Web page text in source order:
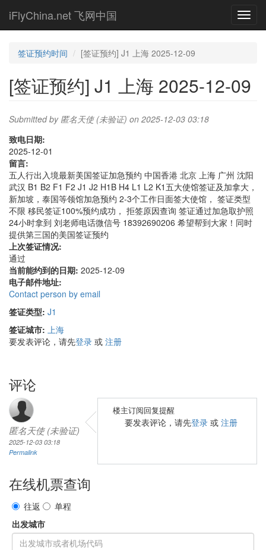
main
iFlyChina.net 飞网中国
签证预约时间 [签证预约] J1 上海 2025-12-09
[签证预约] J1 上海 2025-12-09
Submitted by 匿名天使 (未验证) on 2025-12-03 03:18
致电日期:
2025-12-01
留言:
五人行出入境最新美国签证加急预约 中国香港 北京 上海 广州 沈阳
武汉 B1 B2 F1 F2 J1 J2 H1B H4 L1 L2 K1五大使馆签证及加拿大，
新加坡，泰国等领馆加急预约 2-3个工作日面签大使馆， 签证类型
不限 移民签证100%预约成功， 拒签原因查询 签证通过加急取护照
24小时拿到 刘老师电话微信号 18392690206 希望帮到大家！同时
提供第三国的美国签证预约
上次签证情况:
通过
当前能约到的日期: 2025-12-09
电子邮件地址:
Contact person by email
签证类型: J1
签证城市: 上海
要发表评论，请先登录 或 注册
评论
匿名天使 (未验证)
2025-12-03 03:18
Permalink
楼主订阅回复提醒
要发表评论，请先登录 或 注册
在线机票查询
往返
单程
出发城市